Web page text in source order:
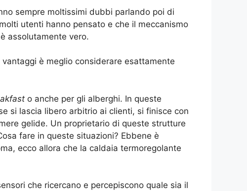
sempre moltissimi dubbi parlando poi di
utenti hanno pensato e che il meccanismo
assolutamente vero.
è meglio considerare esattamente
o anche per gli alberghi. In queste
si lascia libero arbitrio ai clienti, si finisce con
gelide. Un proprietario di queste strutture
fare in queste situazioni? Ebbene è
ecco allora che la caldaia termoregolante
che ricercano e percepiscono quale sia il